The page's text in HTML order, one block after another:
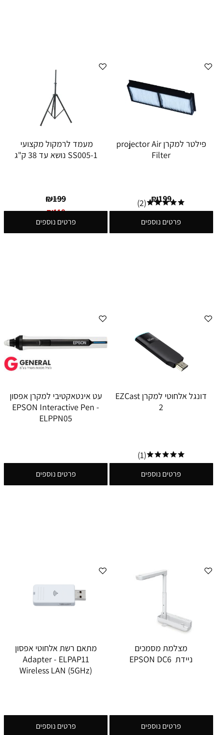
פילטר למקרן projector Air
Filter
₪199
(2)
פרטים נוספים
מעמד לרמקול מקצועי
SS005-1 נושא עד 38 ק"ג
₪199
₪118
פרטים נוספים
דונגל אלחוטי למקרן EZCast
2
(1)
פרטים נוספים
עט אינטאקטיבי למקרן אפסון
EPSON Interactive Pen -
ELPPN05
פרטים נוספים
מצלמת מסמכים
ניידת EPSON DC6
פרטים נוספים
מתאם רשת אלחוטי אפסון
Adapter - ELPAP11
Wireless LAN (5GHz)
פרטים נוספים